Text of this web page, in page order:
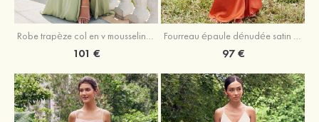
Robe trapèze col en v mousseline ras du sol robe de demoiselle d'honneur
101 €
Fourreau épaule dénudée satin extensible ras du sol robe de demoiselle d'honneur
97 €